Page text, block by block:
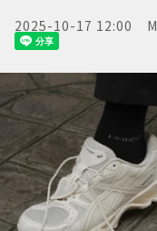
2025-10-17 12:00